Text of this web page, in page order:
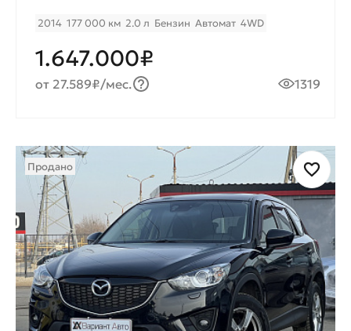
2014 177 000 км 2.0 л Бензин Автомат 4WD
1.647.000₽
от 27.589₽/мес. 1319
Продано